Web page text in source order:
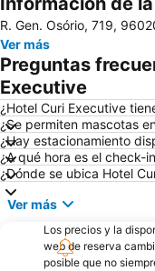
R. Gen. Osório, 719,
Ver más
Preguntas
Executive
¿Hotel Curi Executive
¿Se permiten mascotas
¿Hay estacionamiento
¿A qué hora es el check-
¿Dónde se ubica Hotel
Ver más
Los precios y la
web de reserva
posible que no